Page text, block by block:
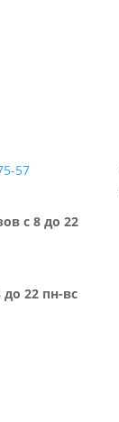
57
с 8 до 22
до 22 пн-вс